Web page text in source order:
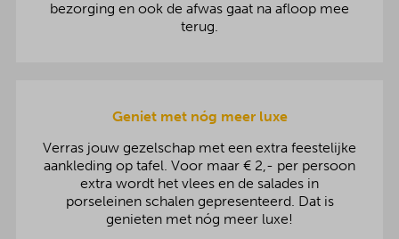
bezorging en ook de afwas gaat na afloop mee
terug.
Geniet met nóg meer luxe
Verras jouw gezelschap met een extra feestelijke
aankleding op tafel. Voor maar € 2,- per persoon
extra wordt het vlees en de salades in
porseleinen schalen gepresenteerd. Dat is
genieten met nóg meer luxe!